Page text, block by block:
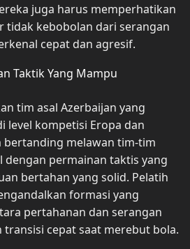
juga harus memperhatikan
tidak kebobolan dari serangan
cepat dan agresif.
Taktik Yang Mampu
tim asal Azerbaijan yang
level kompetisi Eropa dan
bertanding melawan tim-tim
dengan permainan taktis yang
bertahan yang solid. Pelatih
formasi yang
pertahanan dan serangan
transisi cepat saat merebut bola.